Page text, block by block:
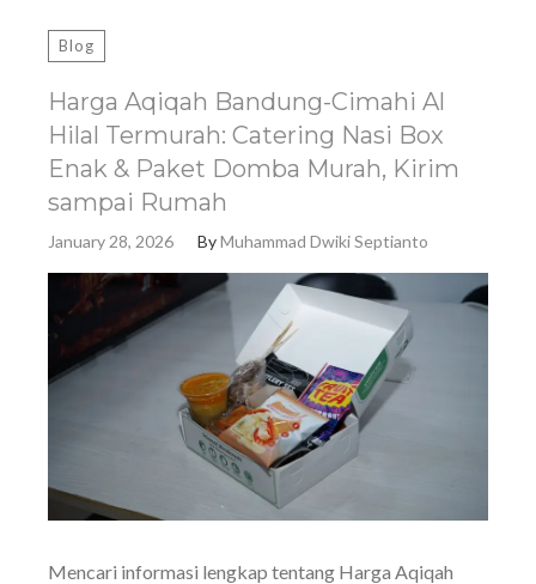
Blog
Harga Aqiqah Bandung-Cimahi Al
Hilal Termurah: Catering Nasi Box
Enak & Paket Domba Murah, Kirim
sampai Rumah
January 28, 2026 ByMuhammad Dwiki Septianto
Mencari informasi lengkap tentang Harga Aqiqah